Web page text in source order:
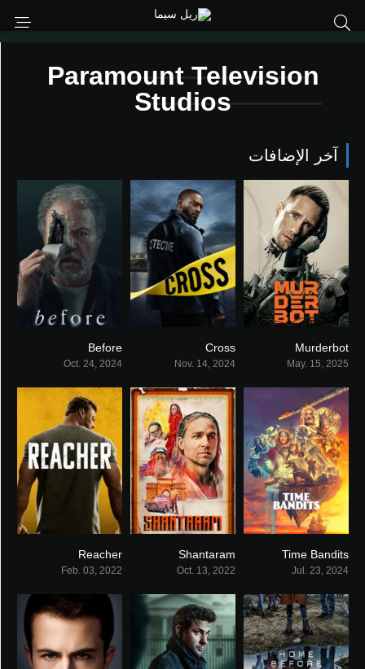
Paramount Television
Studios
آخر الإضافات
Murderbot
May. 15, 2025
Cross
Nov. 14, 2024
Before
Oct. 24, 2024
Time Bandits
Jul. 23, 2024
Shantaram
Oct. 13, 2022
Reacher
Feb. 03, 2022